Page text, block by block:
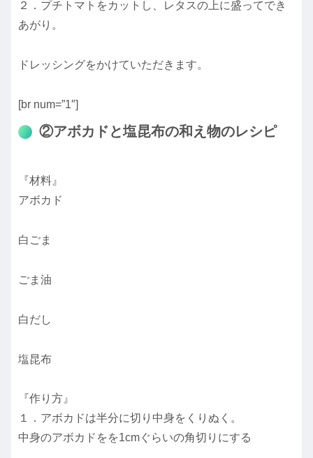
２．プチトマトをカットし、レタスの上に盛ってでき
あがり。
ドレッシングをかけていただきます。
[br num=”1″]
②アボカドと塩昆布の和え物のレシピ
『材料』
アボカド
白ごま
ごま油
白だし
塩昆布
『作り方』
１．アボカドは半分に切り中身をくりぬく。
中身のアボカドをを1cmぐらいの角切りにする